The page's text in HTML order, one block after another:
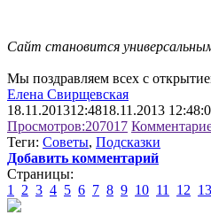
Сайт становится
Мы поздравляем всех с
Елена Свирщевская
18.11.201312:4818.11.2013
Просмотров:207017
Теги: Советы, Подсказки
Добавить комментарий
Страницы:
1
2 3 4 5 6 7 8 9 10 11 12 13